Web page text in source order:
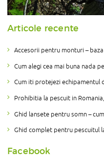
Articole recente
Accesorii pentru monturi –
Cum alegi cea mai buna nada
Cum iti protejezi echipamentul
Prohibitia la pescuit in
Ghid lansete pentru somn –
Ghid complet pentru pescuitul
Facebook